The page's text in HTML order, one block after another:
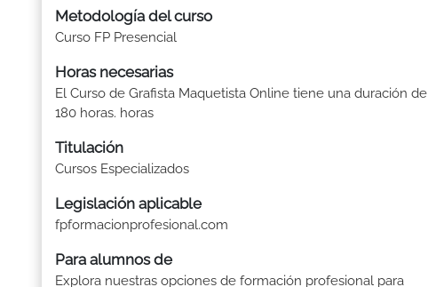
Metodología del curso
Curso FP Presencial
Horas necesarias
El Curso de Grafista Maquetista Online tiene una duración de
180 horas. horas
Titulación
Cursos Especializados
Legislación aplicable
fpformacionprofesional.com
Para alumnos de
Explora nuestras opciones de formación profesional para